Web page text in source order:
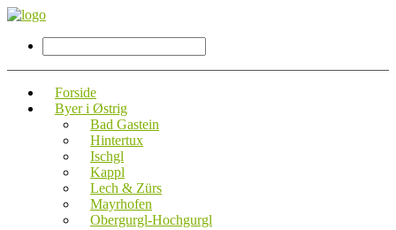
Forside
Byer i Østrig
Bad Gastein
Hintertux
Ischgl
Kappl
Lech & Zürs
Mayrhofen
Obergurgl-Hochgurgl